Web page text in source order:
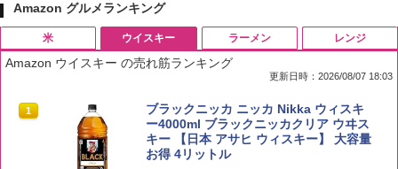
Amazon グルメランキング
米
1 by Amazon 国産ブレンド米 精米 5kg
￥2,650
ウイスキー
Amazon ウイスキー の売れ筋ランキング
更新日時：2026/08/07 18:03
1
ブラックニッカ ニッカ Nikka ウィスキ
ー4000ml ブラックニッカクリア ウヰス
キー 【日本 アサヒ ウィスキー】 大容量
お得 4リットル
ラーメン レンジ